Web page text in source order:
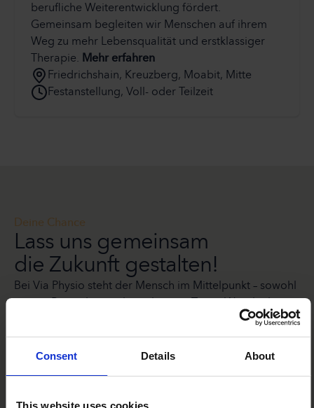
Consent Details About
This website uses cookies
berufliche Weiterentwicklung fördert.
Gemeinsam begleiten wir Menschen auf ihrem
Weg zu mehr Lebensqualität und erstklassiger
Therapie. Mehr erfahren
Friedrichshain, Kreuzberg, Moabit, Mitte
Festanstellung, Voll- oder Teilzeit
Deine Chance
Lass uns gemeinsam
die Zukunft gestalten!
Bei Via Physio steht der Mensch im Mittelpunkt – sowohl
fest daran, dass wir gemeinsam eine Veränderung in
der Branche erreichen
können und möchten Dich einladen, ein Teil unserer